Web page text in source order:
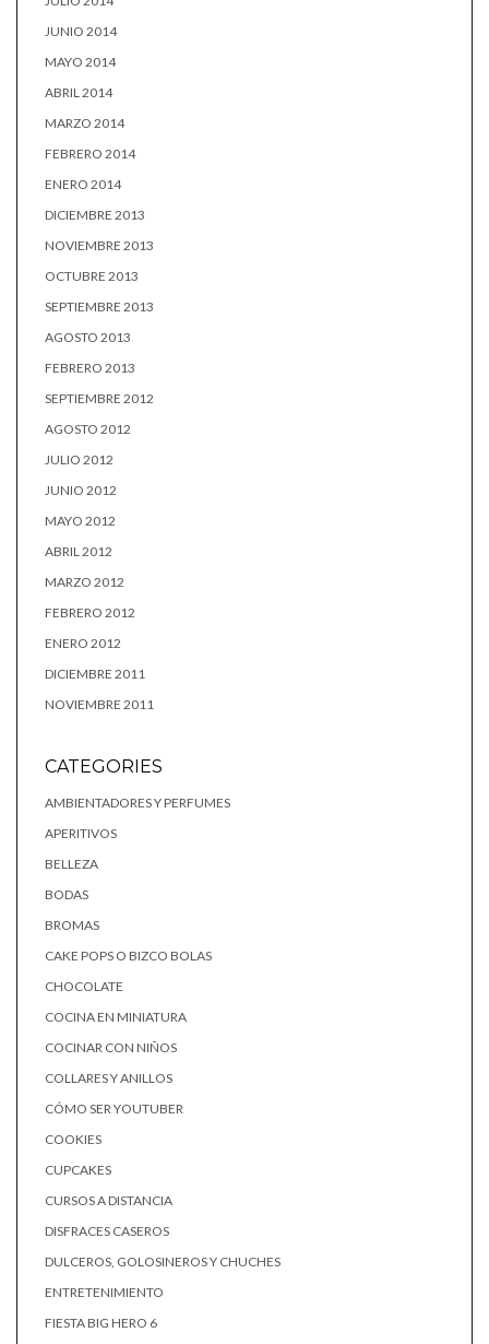
JUNIO 2014
MAYO 2014
ABRIL 2014
MARZO 2014
FEBRERO 2014
ENERO 2014
DICIEMBRE 2013
NOVIEMBRE 2013
OCTUBRE 2013
SEPTIEMBRE 2013
AGOSTO 2013
FEBRERO 2013
SEPTIEMBRE 2012
AGOSTO 2012
JULIO 2012
JUNIO 2012
MAYO 2012
ABRIL 2012
MARZO 2012
FEBRERO 2012
ENERO 2012
DICIEMBRE 2011
NOVIEMBRE 2011
CATEGORIES
AMBIENTADORES Y PERFUMES
APERITIVOS
BELLEZA
BODAS
BROMAS
CAKE POPS O BIZCO BOLAS
CHOCOLATE
COCINA EN MINIATURA
COCINAR CON NIÑOS
COLLARES Y ANILLOS
CÓMO SER YOUTUBER
COOKIES
CUPCAKES
CURSOS A DISTANCIA
DISFRACES CASEROS
DULCEROS, GOLOSINEROS Y CHUCHES
ENTRETENIMIENTO
FIESTA BIG HERO 6